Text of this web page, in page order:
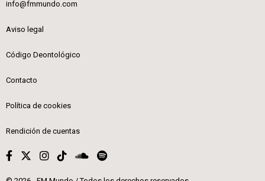
info@fmmundo.com
Aviso legal
Código Deontológico
Contacto
Política de cookies
Rendición de cuentas